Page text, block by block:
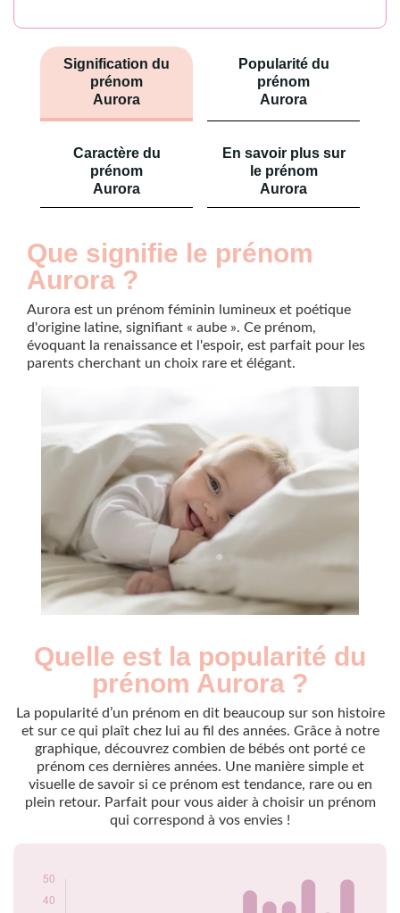
Signification du
prénom
Aurora
Popularité du
prénom
Aurora
Caractère du
prénom
Aurora
En savoir plus sur
le prénom
Aurora
Que signifie le prénom
Aurora ?
Aurora est un prénom féminin lumineux et poétique
d'origine latine, signifiant « aube ». Ce prénom,
évoquant la renaissance et l'espoir, est parfait pour les
parents cherchant un choix rare et élégant.
Quelle est la popularité du
prénom Aurora ?
La popularité d’un prénom en dit beaucoup sur son histoire
et sur ce qui plaît chez lui au fil des années. Grâce à notre
graphique, découvrez combien de bébés ont porté ce
prénom ces dernières années. Une manière simple et
visuelle de savoir si ce prénom est tendance, rare ou en
plein retour. Parfait pour vous aider à choisir un prénom
qui correspond à vos envies !
Année
Nouveaux-
nés
2010
5
2011
10
2012
15
2013
10
2014
10
2015
15
2019
2020